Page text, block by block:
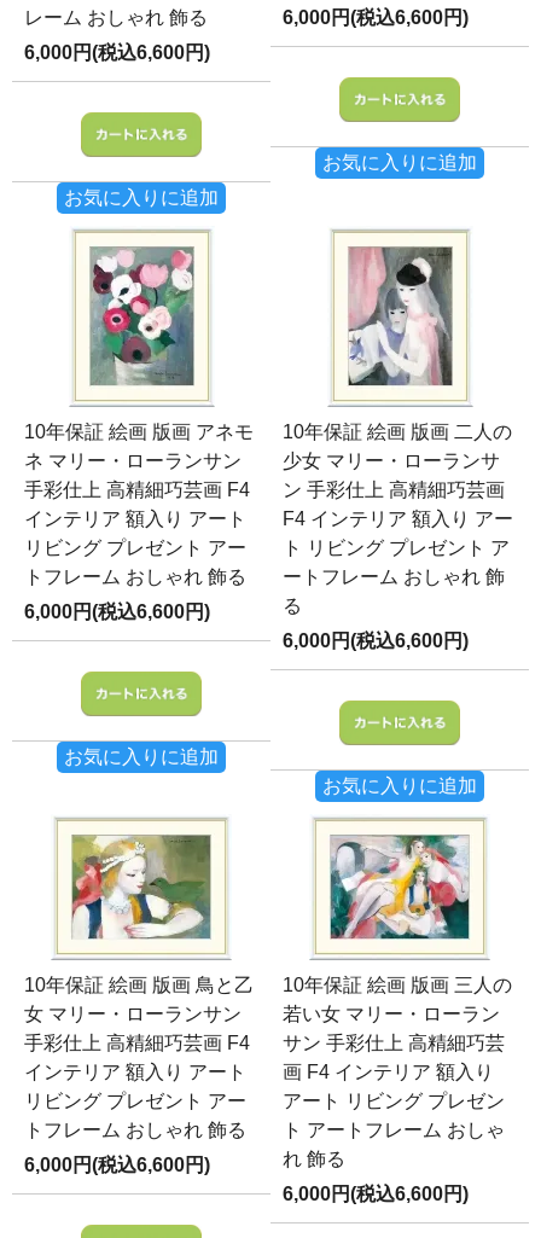
レーム おしゃれ 飾る
6,000円(税込6,600円)
お気に入りに追加
6,000円(税込6,600円)
お気に入りに追加
10年保証 絵画 版画 アネモ
ネ マリー・ローランサン
手彩仕上 高精細巧芸画 F4
インテリア 額入り アート
リビング プレゼント アー
トフレーム おしゃれ 飾る
6,000円(税込6,600円)
お気に入りに追加
10年保証 絵画 版画 二人の
少女 マリー・ローランサ
ン 手彩仕上 高精細巧芸画
F4 インテリア 額入り アー
ト リビング プレゼント ア
ートフレーム おしゃれ 飾
る
6,000円(税込6,600円)
お気に入りに追加
10年保証 絵画 版画 鳥と乙
女 マリー・ローランサン
手彩仕上 高精細巧芸画 F4
インテリア 額入り アート
リビング プレゼント アー
トフレーム おしゃれ 飾る
6,000円(税込6,600円)
10年保証 絵画 版画 三人の
若い女 マリー・ローラン
サン 手彩仕上 高精細巧芸
画 F4 インテリア 額入り
アート リビング プレゼン
ト アートフレーム おしゃ
れ 飾る
6,000円(税込6,600円)